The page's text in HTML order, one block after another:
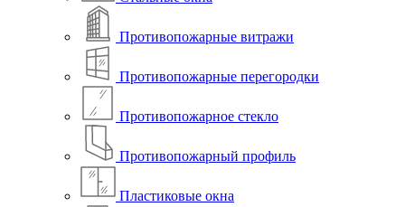
Противопожарные витражи
Противопожарные перегородки
Противопожарное стекло
Противопожарный профиль
Пластиковые окна